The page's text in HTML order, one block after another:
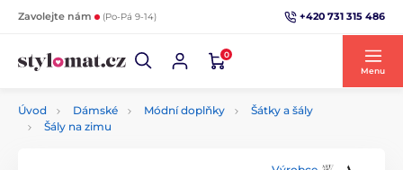
Zavolejte nám (Po-Pá 9-14) +420 731 315 486
0
Menu
Úvod Dámské Módní doplňky
Šátky a šály
Šály na zimu